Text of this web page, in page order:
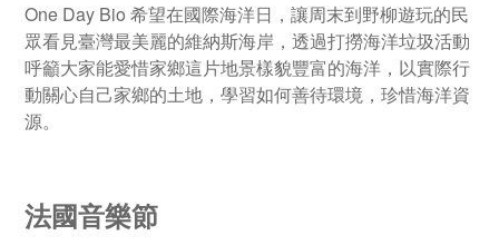
One Day Bio 希望在國際海洋日，讓周末到野柳遊玩的民
眾看見臺灣最美麗的維納斯海岸，透過打撈海洋垃圾活動
呼籲大家能愛惜家鄉這片地景樣貌豐富的海洋，以實際行
動關心自己家鄉的土地，學習如何善待環境，珍惜海洋資
源。
法國音樂節